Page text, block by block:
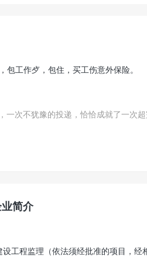
包工作歺，包住，买工伤意外保险。
一次不犹豫的投递，恰恰成就了一次超
简介
程监理（依法须经批准的项目，经